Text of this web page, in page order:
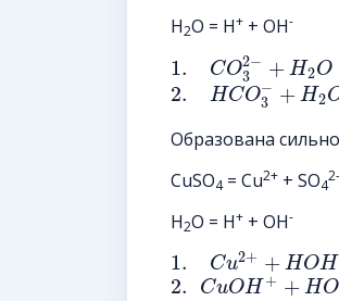
H2O = H+ + OH-
1. CO2−
3
+ H2O
2.
HCO−
3
+ H2
Образована
CuSO4 = Cu2+ + SO4
2-
H2O = H+ + OH-
1. Cu2+ + HOH
2.
CuOH + + HO